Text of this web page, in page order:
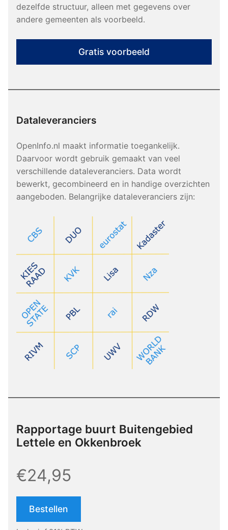
dezelfde structuur, alleen met gegevens over
andere gemeenten als voorbeeld.
Gratis voorbeeld
Dataleveranciers
OpenInfo.nl maakt informatie toegankelijk.
Daarvoor wordt gebruik gemaakt van veel
verschillende dataleveranciers. Data wordt
bewerkt, gecombineerd en in handige overzichten
aangeboden. Belangrijke dataleveranciers zijn:
Rapportage buurt Buitengebied
Lettele en Okkenbroek
€24,95
Bestellen